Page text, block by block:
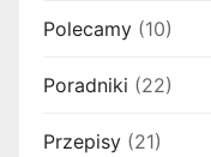
Polecamy (10)
Poradniki (22)
Przepisy (21)